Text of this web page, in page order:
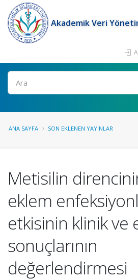
Akademik Veri
Ara
ANA SAYFA SON EKLENEN YAYINLAR
Metisilin
eklem
etkisinin klinik ve
sonuçlarının
değerlendirmesi